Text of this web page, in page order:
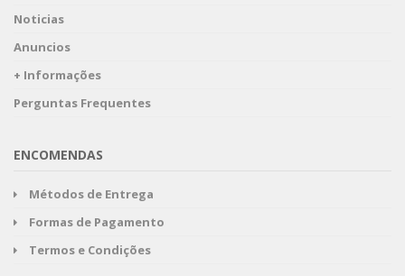
Noticias
Anuncios
+ Informações
Perguntas Frequentes
ENCOMENDAS
Métodos de Entrega
Formas de Pagamento
Termos e Condições